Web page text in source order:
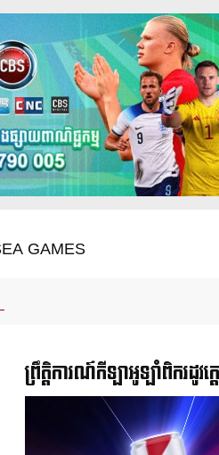
GAMES
ព្រឹត្តិការណ៍កីឡាអូឡាំពិករដូវ